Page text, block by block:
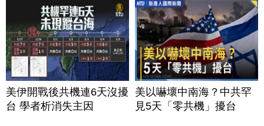
美伊開戰後共機連6天沒擾
台 學者析消失主因
美以嚇壞中南海？中共罕
見5天「零共機」擾台